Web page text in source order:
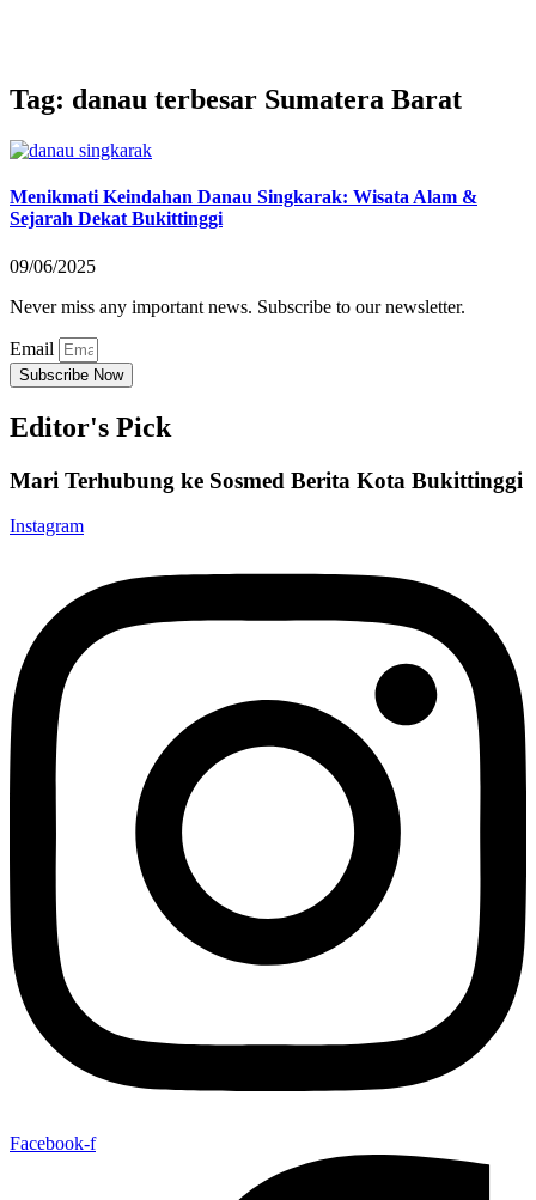
Tag: danau terbesar Sumatera Barat
Menikmati Keindahan Danau Singkarak: Wisata Alam &
Sejarah Dekat Bukittinggi
09/06/2025
Never miss any important news. Subscribe to our newsletter.
Email
Subscribe Now
Editor's Pick
Mari Terhubung ke Sosmed Berita Kota Bukittinggi
Instagram
Facebook-f